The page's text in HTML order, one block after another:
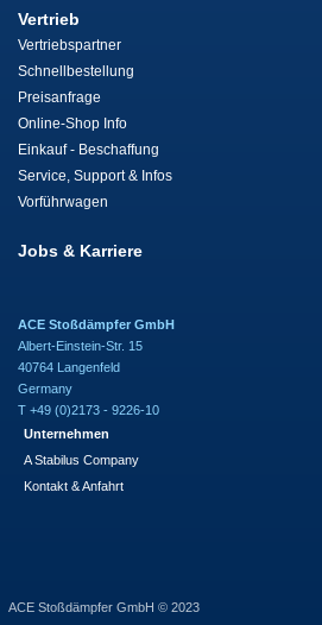
Vertrieb
Vertriebspartner
Schnellbestellung
Preisanfrage
Online-Shop Info
Einkauf - Beschaffung
Service, Support & Infos
Vorführwagen
Jobs & Karriere
ACE Stoßdämpfer GmbH
Albert-Einstein-Str. 15
40764 Langenfeld
Germany
T +49 (0)2173 - 9226-10
Unternehmen
A Stabilus Company
Kontakt & Anfahrt
ACE Stoßdämpfer GmbH © 2023